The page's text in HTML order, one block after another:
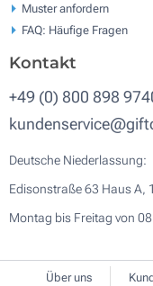
Muster anfordern
FAQ: Häufige Fragen
Kontakt
+49 (0) 800 898
Deutsche Niederlassung:
Edisonstraße 63 Haus A,
Montag bis Freitag von
Über uns